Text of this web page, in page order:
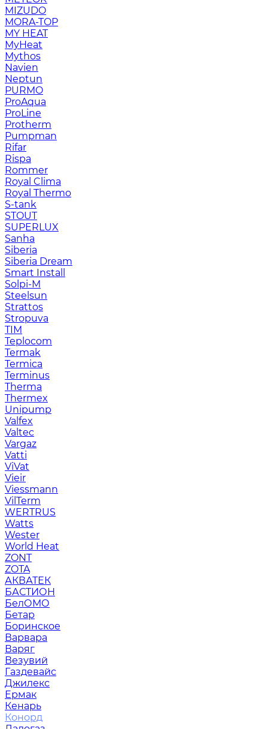
MIZUDO
MORA-TOP
MY HEAT
MyHeat
Mythos
Navien
Neptun
PURMO
ProAqua
ProLine
Protherm
Pumpman
Rifar
Rispa
Rommer
Royal Clima
Royal Thermo
S-tank
STOUT
SUPERLUX
Sanha
Siberia
Siberia Dream
Smart Install
Solpi-M
Steelsun
Strattos
Stropuva
TIM
Teplocom
Termak
Termica
Terminus
Therma
Thermex
Unipump
Valfex
Valtec
Vargaz
Vatti
ViVat
Vieir
Viessmann
VilTerm
WERTRUS
Watts
Wester
World Heat
ZONT
ZOTA
АКВАТЕК
БАСТИОН
БелОМО
Бетар
Боринское
Варвара
Варяг
Везувий
Газдевайс
Джилекс
Ермак
Кенарь
Конорд